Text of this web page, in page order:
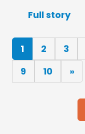
Full story
1(current)
2 3
9
10 »